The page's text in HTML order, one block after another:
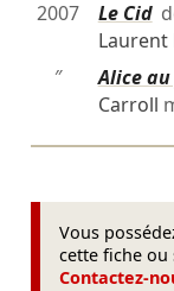
2007
Le Cid
Laurent
″
Alice
Carroll
Vous
cette fiche ou
Contactez-